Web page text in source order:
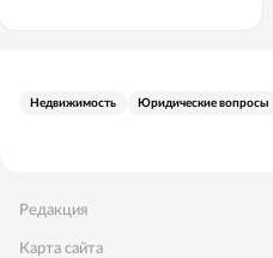
Недвижимость Юридические вопросы
Редакция
Карта сайта